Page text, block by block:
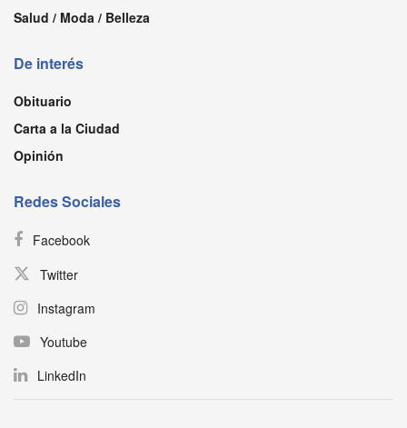
Salud / Moda / Belleza
De interés
Obituario
Carta a la Ciudad
Opinión
Redes Sociales
Facebook
Twitter
Instagram
Youtube
LinkedIn